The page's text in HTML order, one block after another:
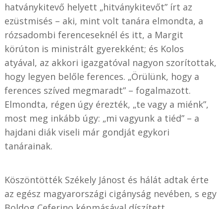
hatványkitevő helyett „hitványkitevőt” írt az
ezüstmisés – aki, mint volt tanára elmondta, a
rózsadombi ferenceseknél és itt, a Margit
körúton is ministrált gyerekként; és Kolos
atyával, az akkori igazgatóval nagyon szorítottak,
hogy legyen belőle ferences. „Örülünk, hogy a
ferences szíved megmaradt” – fogalmazott.
Elmondta, régen úgy érezték, „te vagy a miénk”,
most meg inkább úgy: „mi vagyunk a tiéd” – a
hajdani diák viseli már gondját egykori
tanárainak.
Köszöntötték Székely Jánost és hálát adtak érte
az egész magyarországi cigányság nevében, s egy